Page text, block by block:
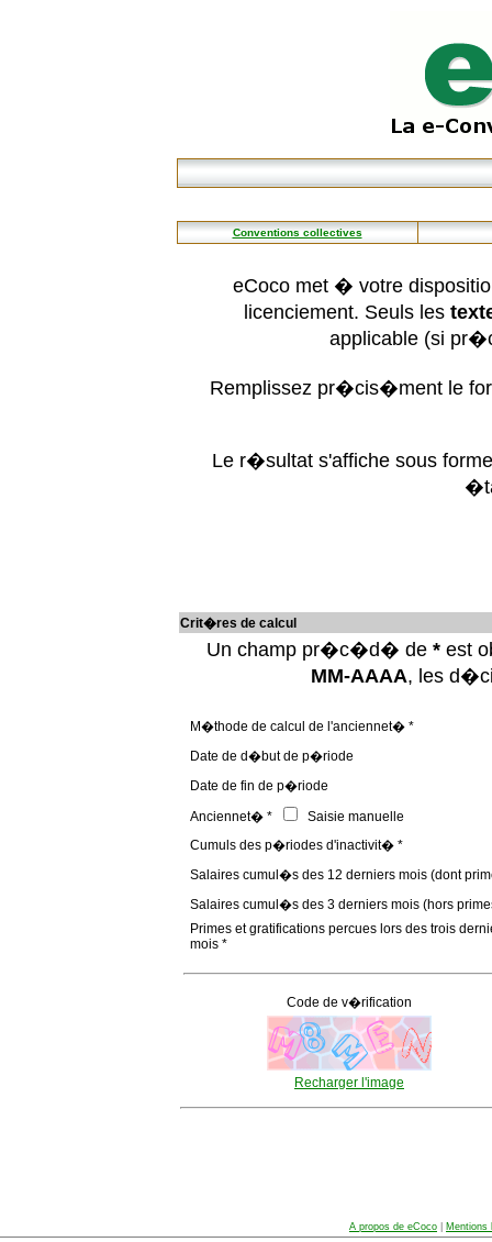
Conventions collectives
eCoco met � votre
licenciement. Seuls les
applicable (si
Remplissez pr�cis�ment le
Le r�sultat s'affiche sous
Crit�res de calcul
Un champ pr�c�d� de * est
MM-AAAA, les
M�thode de calcul de l'anciennet� *
Date de d�but de p�riode
Date de fin de p�riode
Anciennet� *
Saisie manuelle
Cumuls des p�riodes d'inactivit� *
Salaires cumul�s des 12 derniers mois (dont
Salaires cumul�s des 3 derniers mois (hors
Primes et gratifications percues lors des trois
mois *
Code de v�rification
Recharger l'image
A propos de eCoco
Mentions